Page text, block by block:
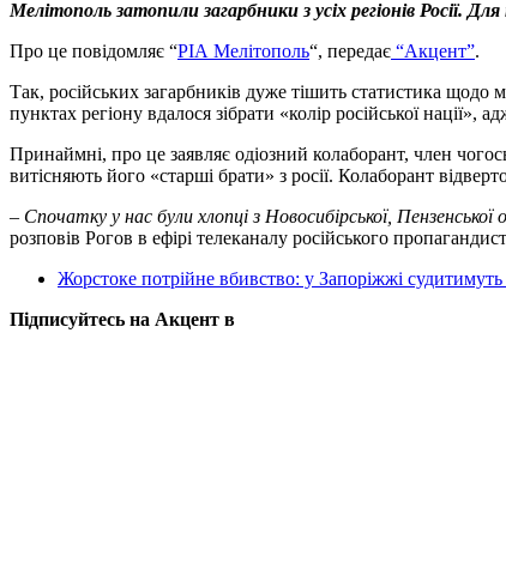
Мелітополь затопили загарбники з усіх регіонів Росії.
Про це повідомляє “РІА Мелітополь“, передає “Акцент”.
Так, російських загарбників дуже тішить статистика щодо
пунктах регіону вдалося зібрати «колір російської
Принаймні, про це заявляє одіозний колаборант, член
витісняють його «старші брати» з росії. Колаборант
– Спочатку у нас були хлопці з Новосибірської, Пензенської
розповів Рогов в ефірі телеканалу російського
Жорстоке потрійне вбивство: у Запоріжжі
Підписуйтесь на Акцент в